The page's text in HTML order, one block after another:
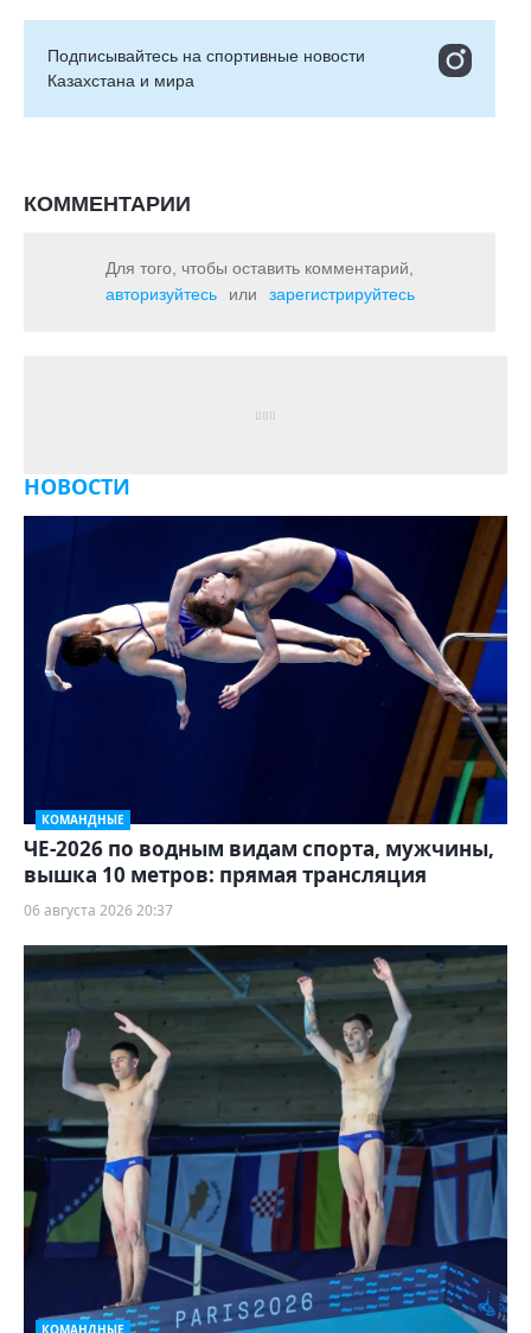
Подписывайтесь на cпортивные новости
Казахстана и мира
КОММЕНТАРИИ
Для того, чтобы оставить комментарий,
авторизуйтесь
или зарегистрируйтесь
НОВОСТИ
КОМАНДНЫЕ
ЧЕ-2026 по водным видам спорта, мужчины,
вышка 10 метров: прямая трансляция
06 августа 2026 20:37
КОМАНДНЫЕ